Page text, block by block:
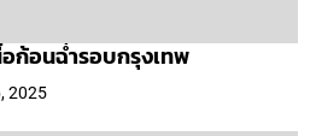
ก้อนฉ่ำรอบกรุงเทพ
2025